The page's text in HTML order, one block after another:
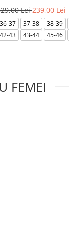
Lei239,00 Lei
36-37 37-38
38-39
42-43 43-44 45-46
FEMEI